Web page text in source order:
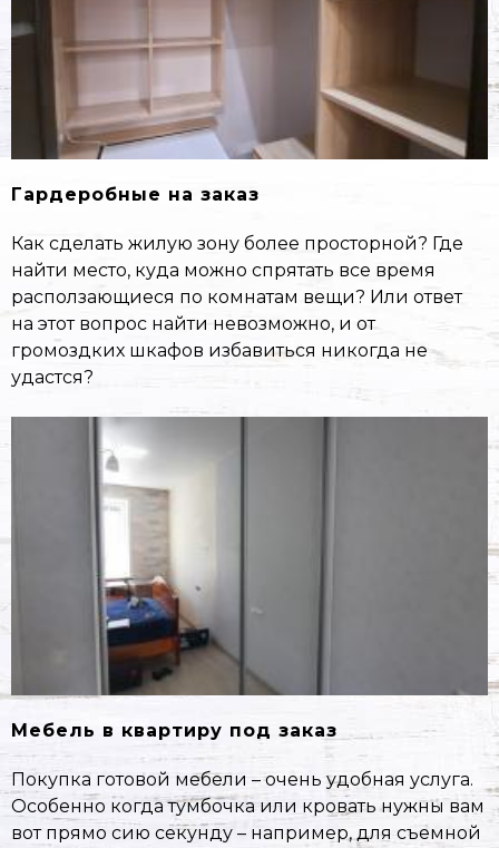
Гардеробные на заказ
Как сделать жилую зону более просторной? Где
найти место, куда можно спрятать все время
расползающиеся по комнатам вещи? Или ответ
на этот вопрос найти невозможно, и от
громоздких шкафов избавиться никогда не
удастся?
Мебель в квартиру под заказ
Покупка готовой мебели – очень удобная услуга.
Особенно когда тумбочка или кровать нужны вам
вот прямо сию секунду – например, для съемной